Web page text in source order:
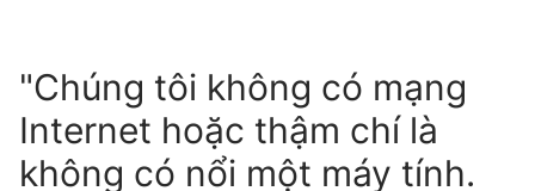
"Chúng tôi không có mạng
Internet hoặc thậm chí là
không có nổi một máy tính.